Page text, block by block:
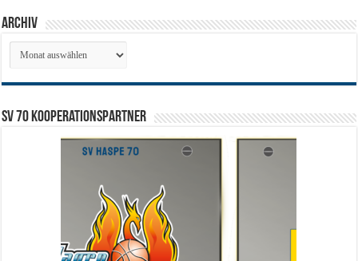
Archiv
Archiv
SV 70 Kooperationspartner